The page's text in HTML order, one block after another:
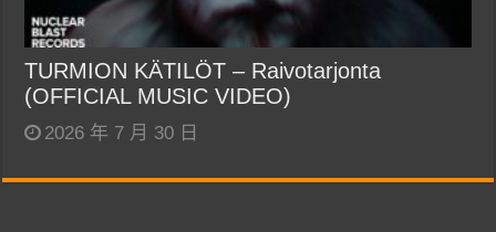
TURMION KÄTILÖT – Raivotarjonta
(OFFICIAL MUSIC VIDEO)
2026 年 7 月 30 日